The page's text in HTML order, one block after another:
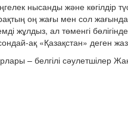
нысанды және көгілдір
оң жағы мен сол
жұлдыз, ал төменгі
ақ «Қазақстан» деген
– белгілі сәулетшілер